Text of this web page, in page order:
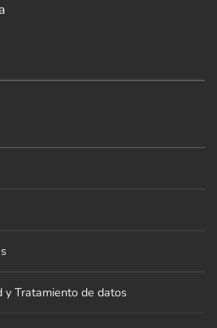
y Tratamiento de datos